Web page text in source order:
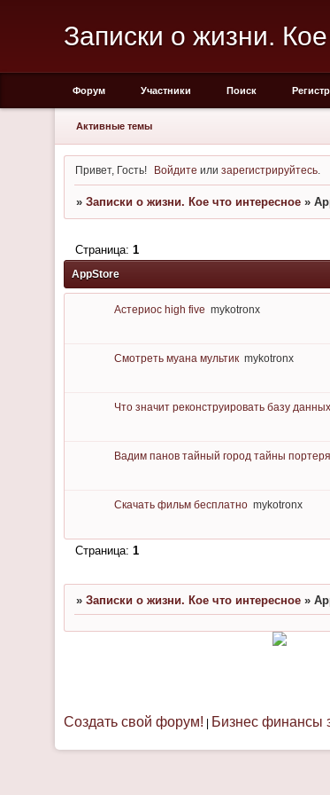
Записки о жизни.
Форум Участники Поиск
Активные темы
Привет, Гость! Войдите илизарегистрируйтесь
» Записки о жизни. Кое что интересное »
AppStore
Страница: 1
Астериос high five mykotronx
Смотреть муана мультик mykotronx
Что значит реконструировать базу
Вадим панов тайный город тайны
Скачать фильм бесплатно mykotronx
Страница: 1
» Записки о жизни. Кое что интересное »
Создать свой форум! Бизнес финансы